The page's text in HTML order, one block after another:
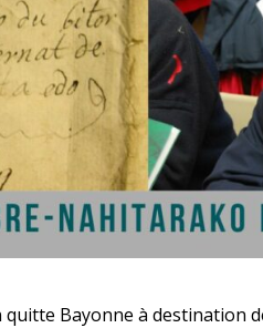
quitte Bayonne à destination